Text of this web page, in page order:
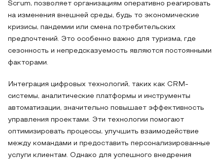
Scrum, позволяет организациям оперативно реагировать
на изменения внешней среды, будь то экономические
кризисы, пандемии или смена потребительских
предпочтений. Это особенно важно для туризма, где
сезонность и непредсказуемость являются постоянными
факторами.
Интеграция цифровых технологий, таких как CRM-
системы, аналитические платформы и инструменты
автоматизации, значительно повышает эффективность
управления проектами. Эти технологии помогают
оптимизировать процессы, улучшить взаимодействие
между командами и предоставить персонализированные
услуги клиентам. Однако для успешного внедрения